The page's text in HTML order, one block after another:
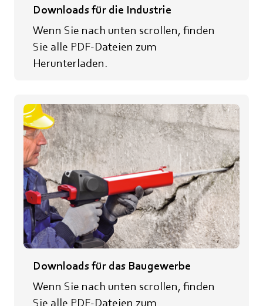
Downloads für die Industrie
Wenn Sie nach unten scrollen, finden
Sie alle PDF-Dateien zum
Herunterladen.
Downloads für das Baugewerbe
Wenn Sie nach unten scrollen, finden
Sie alle PDF-Dateien zum